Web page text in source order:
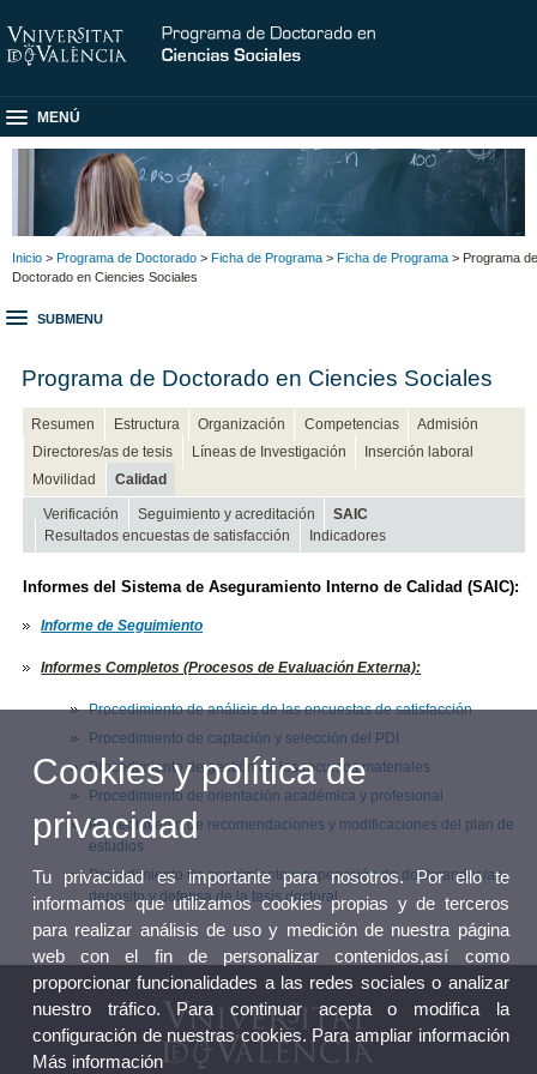
MENÚ
Inicio > Programa de Doctorado > Ficha de Programa > Ficha de Programa > Programa de
Doctorado en Ciencies Sociales
SUBMENU
Programa de Doctorado en Ciencies Sociales
Resumen Estructura Organización Competencias
Admisión
Directores/as de tesis
Líneas de Investigación
Inserción laboral
Movilidad
Calidad
Verificación Seguimiento y acreditación
SAIC
Resultados encuestas de satisfacción
Indicadores
Informes del Sistema de Aseguramiento Interno de Calidad (SAIC):
Informe de Seguimiento
Informes Completos (Procesos de Evaluación Externa):
Procedimiento de análisis de las encuestas de satisfacción
Procedimiento de captación y selección del PDI
Procedimiento de gestión de los recursos materiales
Procedimiento de orientación académica y profesional
Procedimiento de recomendaciones y modificaciones del plan de
estudios
Procedimiento de seguimiento y supervisión de doctorandos/as,
deposito y defensa de la tesis doctoral
Cookies y política de
privacidad
Tu privacidad es importante para nosotros. Por ello te
informamos que utilizamos cookies propias y de terceros
para realizar análisis de uso y medición de nuestra página
web con el fin de personalizar contenidos,así como
proporcionar funcionalidades a las redes sociales o analizar
nuestro tráfico. Para continuar acepta o modifica la
configuración de nuestras cookies. Para ampliar información
Más información